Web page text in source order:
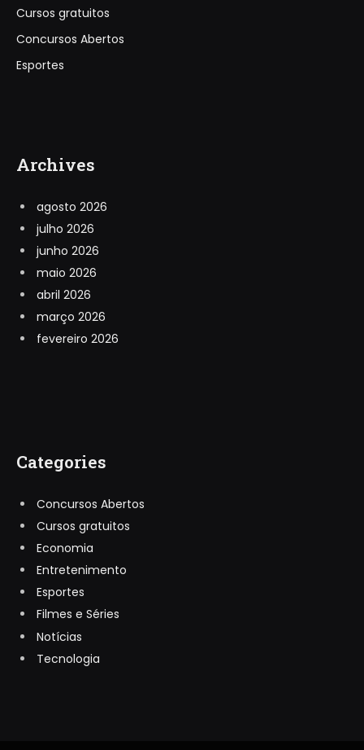
Cursos gratuitos
Concursos Abertos
Esportes
Archives
agosto 2026
julho 2026
junho 2026
maio 2026
abril 2026
março 2026
fevereiro 2026
Categories
Concursos Abertos
Cursos gratuitos
Economia
Entretenimento
Esportes
Filmes e Séries
Notícias
Tecnologia